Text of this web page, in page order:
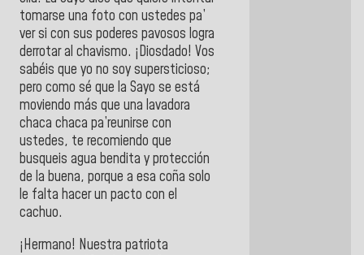
tomarse una foto con ustedes pa’
ver si con sus poderes pavosos logra
derrotar al chavismo. ¡Diosdado! Vos
sabéis que yo no soy supersticioso;
pero como sé que la Sayo se está
moviendo más que una lavadora
chaca chaca pa’reunirse con
ustedes, te recomiendo que
busqueis agua bendita y protección
de la buena, porque a esa coña solo
le falta hacer un pacto con el
cachuo.
¡Hermano! Nuestra patriota